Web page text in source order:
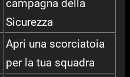
campagna della
Sicurezza
Apri una scorciatoia
per la tua squadra